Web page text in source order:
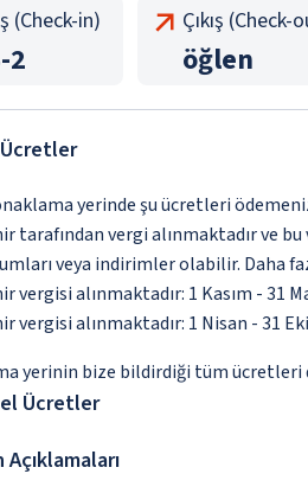
(Check-in)
-2
Çıkış (Check-
öğlen
yerinde şu ücretleri
tarafından vergi alınmaktadır ve
veya indirimler olabilir. Daha
vergisi alınmaktadır: 1 Kasım - 31
vergisi alınmaktadır: 1 Nisan - 31
yerinin bize bildirdiği tüm
Ücretler